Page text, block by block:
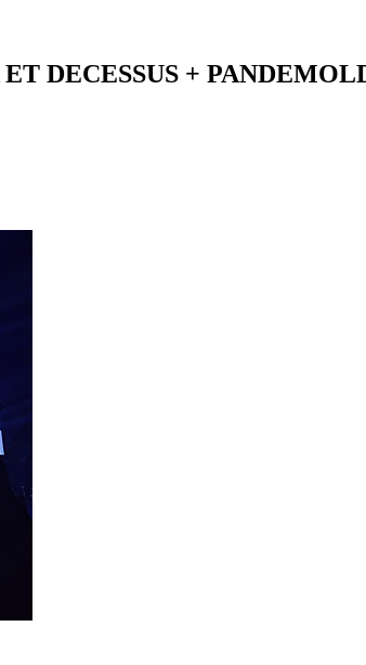
DECESSUS +